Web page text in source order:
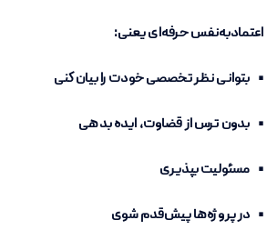
اعتمادبه‌نفس حرفه‌ای یعنی:
• بتوانی نظر تخصصی خودت را بیان کنی
• بدون ترس از قضاوت، ایده بدهی
• مسئولیت بپذیری
• در پروژه‌ها پیش‌قدم شوی